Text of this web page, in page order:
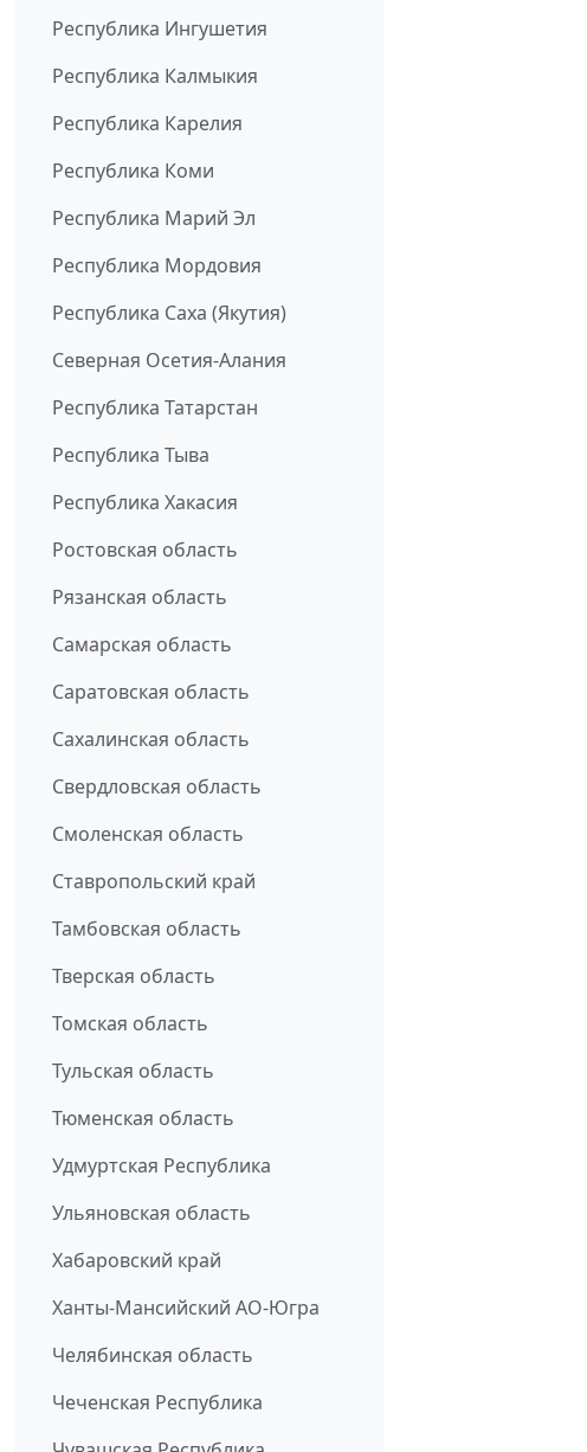
Республика Ингушетия
Республика Калмыкия
Республика Карелия
Республика Коми
Республика Марий Эл
Республика Мордовия
Республика Саха (Якутия)
Северная Осетия-Алания
Республика Татарстан
Республика Тыва
Республика Хакасия
Ростовская область
Рязанская область
Самарская область
Саратовская область
Сахалинская область
Свердловская область
Смоленская область
Ставропольский край
Тамбовская область
Тверская область
Томская область
Тульская область
Тюменская область
Удмуртская Республика
Ульяновская область
Хабаровский край
Ханты-Мансийский АО-Югра
Челябинская область
Чеченская Республика